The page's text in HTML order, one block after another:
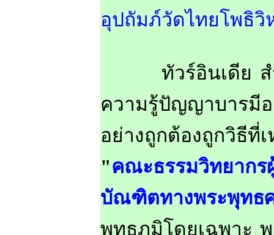
อุปถัมภ์วัดไทยโพธิวิห
ทัวร์อินเดีย สำคั
ความรู้ปัญญาบารมี
อย่างถูกต้องถูกวิธีที่
"คณะธรรมวิทยากร
บัณฑิตทางพระพุ
พุทธภูมิโดยเฉพาะ